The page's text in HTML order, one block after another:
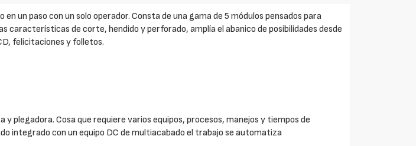
un paso con un solo operador. Consta de una gama de 5 módulos pensados para
características de corte, hendido y perforado, amplía el abanico de posibilidades desde
felicitaciones y folletos.
plegadora. Cosa que requiere varios equipos, procesos, manejos y tiempos de
integrado con un equipo DC de multiacabado el trabajo se automatiza